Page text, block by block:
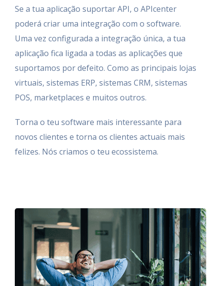
Se a tua aplicação suportar API, o APIcenter
poderá criar uma integração com o software.
Uma vez configurada a integração única, a tua
aplicação fica ligada a todas as aplicações que
suportamos por defeito. Como as principais lojas
virtuais, sistemas ERP, sistemas CRM, sistemas
POS, marketplaces e muitos outros.
Torna o teu software mais interessante para
novos clientes e torna os clientes actuais mais
felizes. Nós criamos o teu ecossistema.